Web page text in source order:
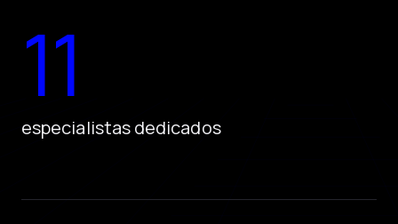
11
especialistas dedicados